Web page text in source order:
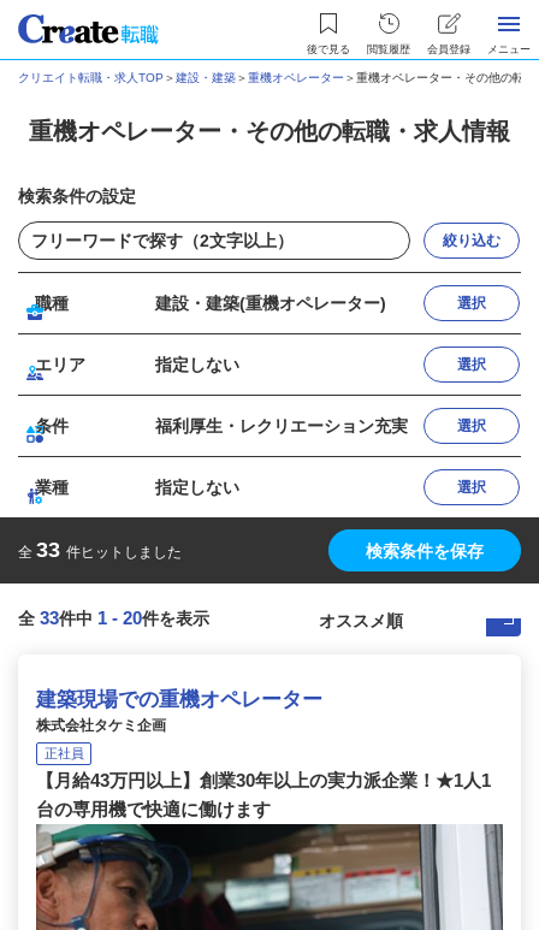
後で見る 閲覧履歴 会員登録 メニュー
クリエイト転職・求人TOP ＞建設・建築＞重機オペレーター ＞重機オペレーター・その他の転
重機オペレーター・その他の転職・求人情報
検索条件の設定
絞り込む
職種 建設・建築(重機オペレーター) 選択
エリア 指定しない 選択
条件 福利厚生・レクリエーション充実 選択
業種 指定しない 選択
全 33 件ヒットしました 検索条件を保存
全 33件中 1 - 20件を表示
建築現場での重機オペレーター
株式会社タケミ企画
正社員
【月給43万円以上】創業30年以上の実力派企業！★1人1
台の専用機で快適に働けます